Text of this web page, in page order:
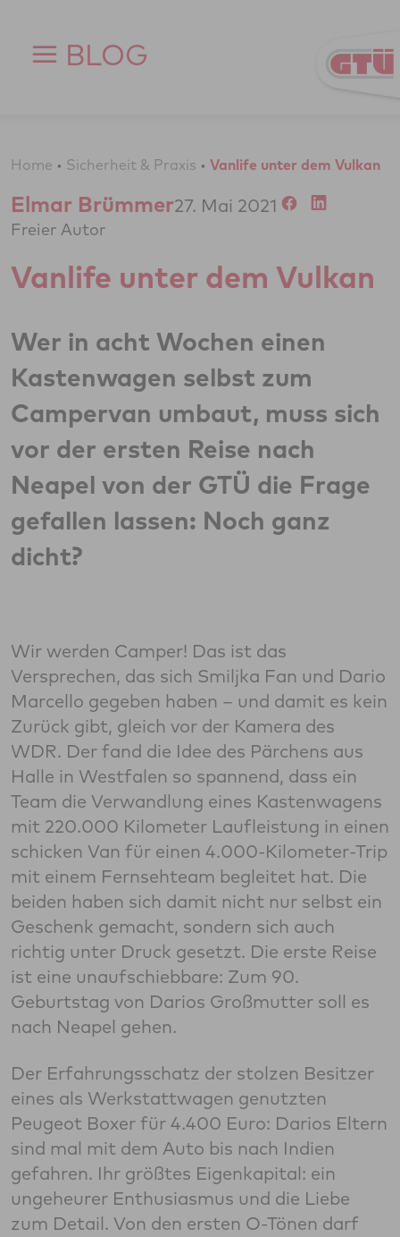
BLOG
Home • Sicherheit & Praxis • Vanlife unter dem Vulkan
Elmar Brümmer
Freier Autor
27. Mai 2021
Vanlife unter dem Vulkan
Wer in acht Wochen einen
Kastenwagen selbst zum
Campervan umbaut, muss sich
vor der ersten Reise nach
Neapel von der GTÜ die Frage
gefallen lassen: Noch ganz
dicht?
Wir werden Camper! Das ist das
Versprechen, das sich Smiljka Fan und Dario
Marcello gegeben haben – und damit es kein
Zurück gibt, gleich vor der Kamera des
WDR. Der fand die Idee des Pärchens aus
Halle in Westfalen so spannend, dass ein
Team die Verwandlung eines Kastenwagens
mit 220.000 Kilometer Laufleistung in einen
schicken Van für einen 4.000-Kilometer-Trip
mit einem Fernsehteam begleitet hat. Die
beiden haben sich damit nicht nur selbst ein
Geschenk gemacht, sondern sich auch
richtig unter Druck gesetzt. Die erste Reise
ist eine unaufschiebbare: Zum 90.
Geburtstag von Darios Großmutter soll es
nach Neapel gehen.
Der Erfahrungsschatz der stolzen Besitzer
eines als Werkstattwagen genutzten
Peugeot Boxer für 4.400 Euro: Darios Eltern
sind mal mit dem Auto bis nach Indien
gefahren. Ihr größtes Eigenkapital: ein
ungeheurer Enthusiasmus und die Liebe
zum Detail. Von den ersten O-Tönen darf